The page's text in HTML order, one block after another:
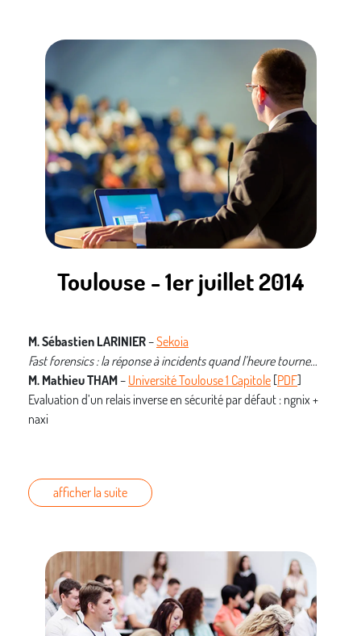
Toulouse - 1er juillet 2014
M. Sébastien LARINIER–Sekoia
Fast forensics : la réponse à incidents quand l’heure tourne…
M. Mathieu THAM– Université Toulouse 1 Capitole [PDF]
Evaluation d’un relais inverse en sécurité par défaut : ngnix +
naxi
afficher la suite